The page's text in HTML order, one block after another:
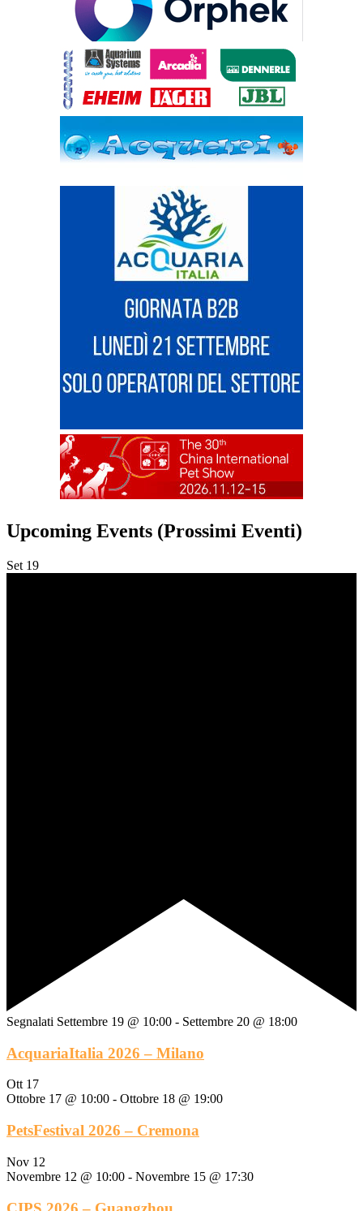
Upcoming Events (Prossimi Eventi)
Set 19
Segnalati Settembre 19 @ 10:00 - Settembre 20 @ 18:00
AcquariaItalia 2026 – Milano
Ott 17
Ottobre 17 @ 10:00 - Ottobre 18 @ 19:00
PetsFestival 2026 – Cremona
Nov 12
Novembre 12 @ 10:00 - Novembre 15 @ 17:30